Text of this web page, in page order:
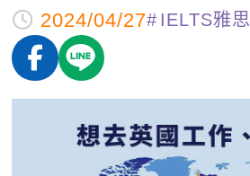
英文檢定
TOEIC 多益課程
GEPT 全民英檢課程
能力養成
英文聽力養成
多益秒學堂
英文能力測驗
師資團隊
學習分享
學員故事
學員讚出來
2024/04/27 IELTS雅思